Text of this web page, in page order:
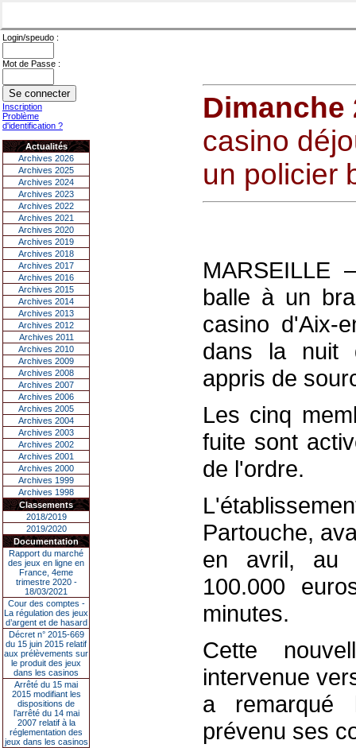
Login/speudo :
Mot de Passe :
Inscription
Problème
d'identification ?
Actualités
Archives 2026
Archives 2025
Archives 2024
Archives 2023
Archives 2022
Archives 2021
Archives 2020
Archives 2019
Archives 2018
Archives 2017
Archives 2016
Archives 2015
Archives 2014
Archives 2013
Archives 2012
Archives 2011
Archives 2010
Archives 2009
Archives 2008
Archives 2007
Archives 2006
Archives 2005
Archives 2004
Archives 2003
Archives 2002
Archives 2001
Archives 2000
Archives 1999
Archives 1998
Classements
2018/2019
2019/2020
Documentation
Rapport du marché
des jeux en ligne en
France, 4eme
trimestre 2020 -
18/03/2021
Cour des comptes -
La régulation des jeux
d’argent et de hasard
Décret n° 2015-669
du 15 juin 2015 relatif
aux prélèvements sur
le produit des jeux
dans les casinos
Arrêté du 15 mai
2015 modifiant les
dispositions de
l’arrêté du 14 mai
2007 relatif à la
réglementation des
jeux dans les casinos
Dimanche
casino
un policier
balle à un
casino d'Aix-
dans la nuit
appris de
Les cinq
fuite sont
de l'ordre.
Partouche,
en avril, au
100.000
minutes.
Cette
intervenue
a remarqué
prévenu ses